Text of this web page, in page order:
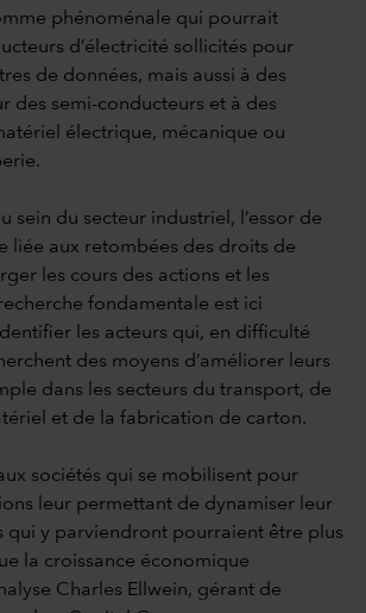
phénoménale qui pourrait
d’électricité sollicités pour
de données, mais aussi à des
des semi-conducteurs et à des
électrique, mécanique ou
sein du secteur industriel, l’essor de
liée aux retombées des droits de
les cours des actions et les
fondamentale est ici
les acteurs qui, en difficulté
des moyens d’améliorer leurs
dans les secteurs du transport, de
et de la fabrication de carton.
sociétés qui se mobilisent pour
leur permettant de dynamiser leur
qui y parviendront pourraient être plus
la croissance économique
Charles Ellwein, gérant de